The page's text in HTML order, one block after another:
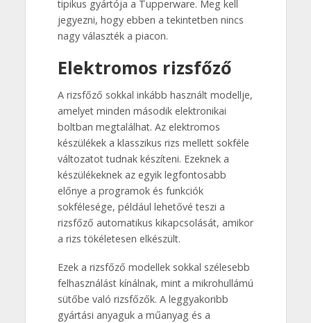
tipikus gyártója a Tupperware. Meg kell
jegyezni, hogy ebben a tekintetben nincs
nagy választék a piacon.
Elektromos rizsfőző
A rizsfőző sokkal inkább használt modellje,
amelyet minden második elektronikai
boltban megtalálhat. Az elektromos
készülékek a klasszikus rizs mellett sokféle
változatot tudnak készíteni. Ezeknek a
készülékeknek az egyik legfontosabb
előnye a programok és funkciók
sokfélesége, például lehetővé teszi a
rizsfőző automatikus kikapcsolását, amikor
a rizs tökéletesen elkészült.
Ezek a rizsfőző modellek sokkal szélesebb
felhasználást kínálnak, mint a mikrohullámú
sütőbe való rizsfőzők. A leggyakoribb
gyártási anyaguk a műanyag és a